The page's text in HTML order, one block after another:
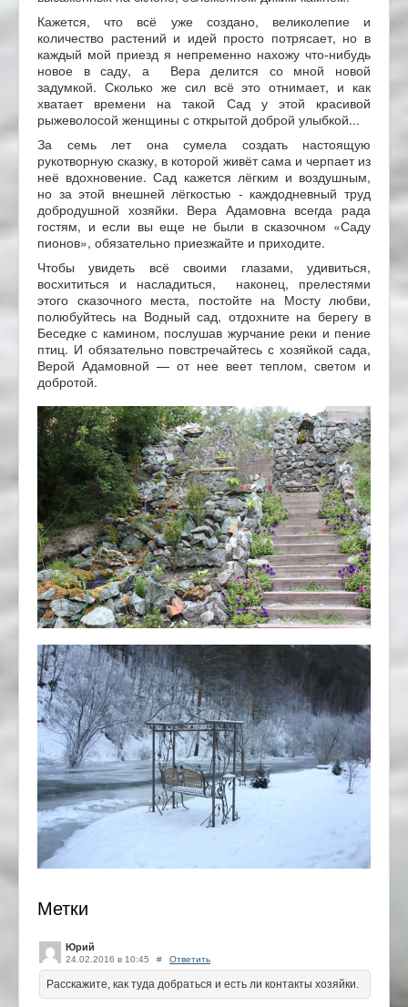
Кажется, что всё уже создано, великолепие и
количество растений и идей просто потрясает, но в
каждый мой приезд я непременно нахожу что-нибудь
новое в саду, а Вера делится со мной новой
задумкой. Сколько же сил всё это отнимает, и как
хватает времени на такой Сад у этой красивой
рыжеволосой женщины с открытой доброй улыбкой...
За семь лет она сумела создать настоящую
рукотворную сказку, в которой живёт сама и черпает из
неё вдохновение. Сад кажется лёгким и воздушным,
но за этой внешней лёгкостью - каждодневный труд
добродушной хозяйки. Вера Адамовна всегда рада
гостям, и если вы еще не были в сказочном «Саду
пионов», обязательно приезжайте и приходите.
Чтобы увидеть всё своими глазами, удивиться,
восхититься и насладиться, наконец, прелестями
этого сказочного места, постойте на Мосту любви,
полюбуйтесь на Водный сад, отдохните на берегу в
Беседке с камином, послушав журчание реки и пение
птиц. И обязательно повстречайтесь с хозяйкой сада,
Верой Адамовной — от нее веет теплом, светом и
добротой.
Метки
Юрий
24.02.2016 в 10:45 # Ответить
Расскажите, как туда добраться и есть ли контакты хозяйки.